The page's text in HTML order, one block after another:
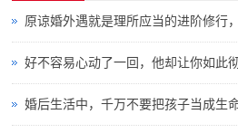
原谅婚外遇就是理所应当的进阶修行
好不容易心动了一回，他却让你如此
婚后生活中，千万不要把孩子当成生